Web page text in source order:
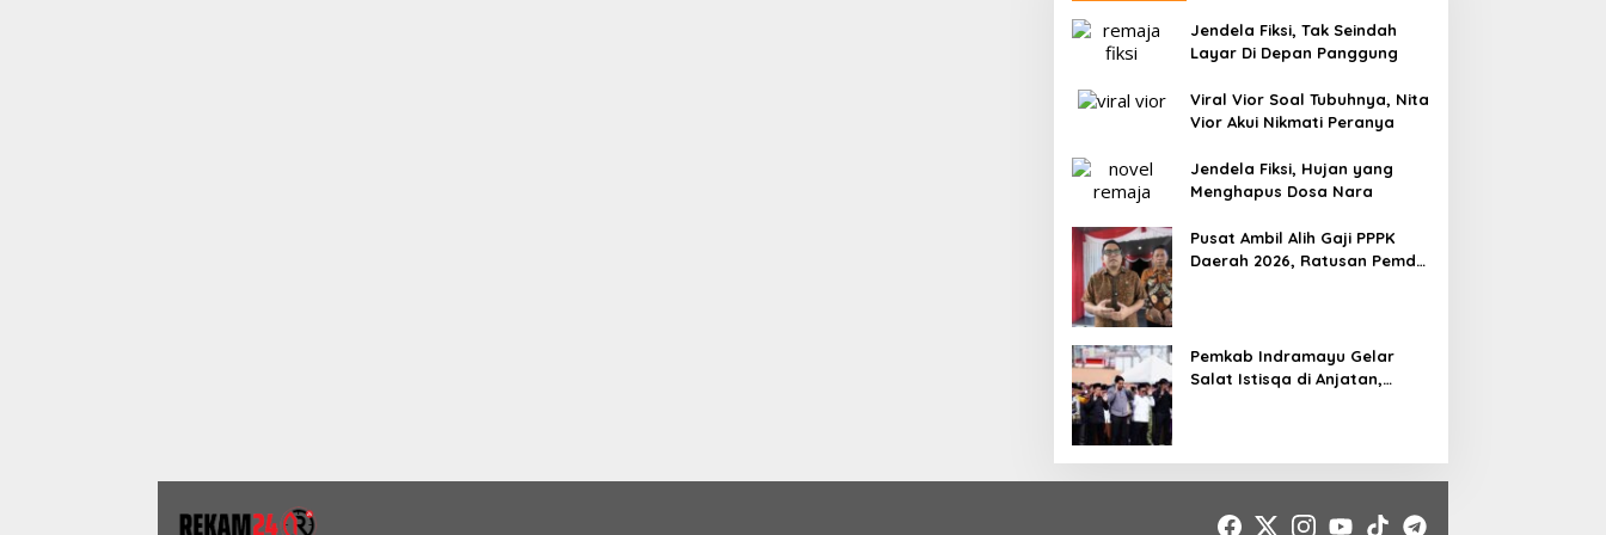
Jendela Fiksi, Tak Seindah
Layar Di Depan Panggung
Viral Vior Soal Tubuhnya, Nita
Vior Akui Nikmati Peranya
Jendela Fiksi, Hujan yang
Menghapus Dosa Nara
Pusat Ambil Alih Gaji PPPK
Daerah 2026, Ratusan Pemda
Pemkab Indramayu Gelar
Salat Istisqa di Anjatan,